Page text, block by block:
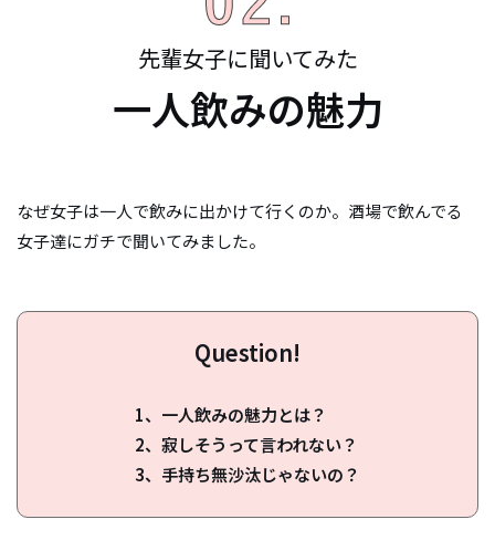
先輩女子に聞いてみた
一人飲みの魅力
なぜ女子は一人で飲みに出かけて行くのか。酒場で飲んでる
女子達にガチで聞いてみました。
Question!
1、一人飲みの魅力とは？
2、寂しそうって言われない？
3、手持ち無沙汰じゃないの？